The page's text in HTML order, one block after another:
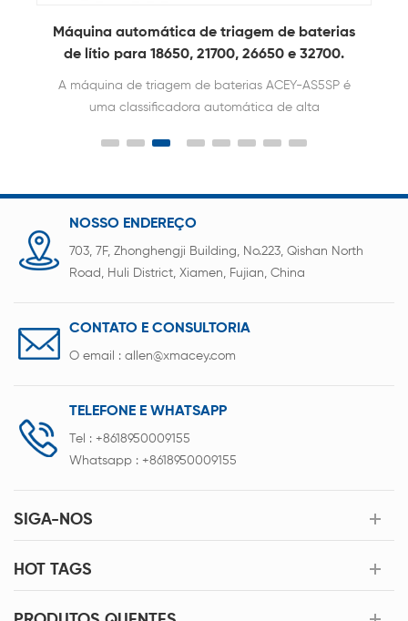
Máquina automática de triagem de baterias
de lítio para 18650, 21700, 26650 e 32700.
A máquina de triagem de baterias ACEY-AS5SP é
uma classificadora automática de alta
para a triagem precisa e rastreabilidade de
18650, 21700, 26650, 32650 e 32700. Com
capacidade de 3.200 unidades/hora e integração
flexível e pronta para a Indústria 4.0 para a
montagem profissional de baterias.
NOSSO ENDEREÇO
703, 7F, Zhonghengji Building, No.223, Qishan North
Road, Huli District, Xiamen, Fujian, China
CONTATO E CONSULTORIA
O email : allen@xmacey.com
TELEFONE E WHATSAPP
Tel : +8618950009155
Whatsapp : +8618950009155
SIGA-NOS
HOT TAGS